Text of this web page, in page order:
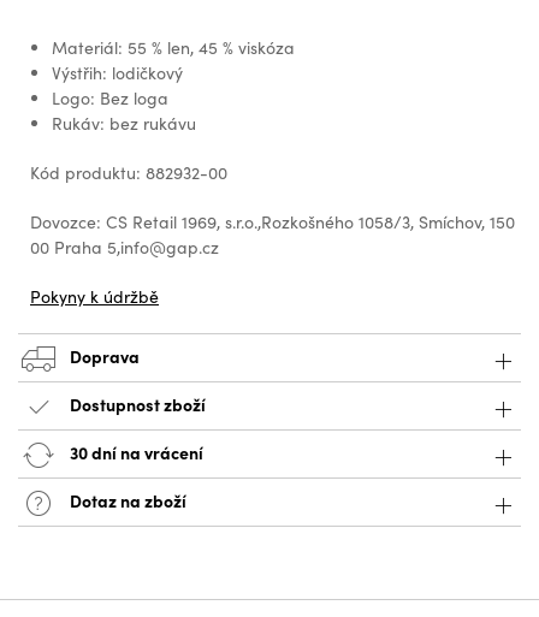
Materiál: 55 % len, 45 % viskóza
Výstřih: lodičkový
Logo: Bez loga
Rukáv: bez rukávu
Kód produktu: 882932-00
Dovozce: CS Retail 1969, s.r.o.,Rozkošného 1058/3, Smíchov, 150
00 Praha 5,info@gap.cz
Pokyny k údržbě
Doprava
Dostupnost zboží
30 dní na vrácení
Dotaz na zboží